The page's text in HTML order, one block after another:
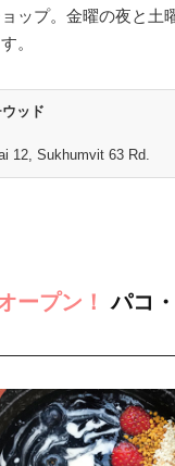
ップ。金曜の夜と土
。
ッド
12, Sukhumvit 63 Rd.
ープン！ パコ